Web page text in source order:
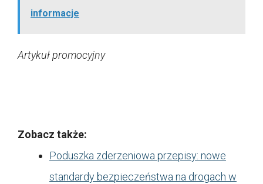
informacje
Artykuł promocyjny
Zobacz także:
Poduszka zderzeniowa przepisy: nowe
standardy bezpieczeństwa na drogach w